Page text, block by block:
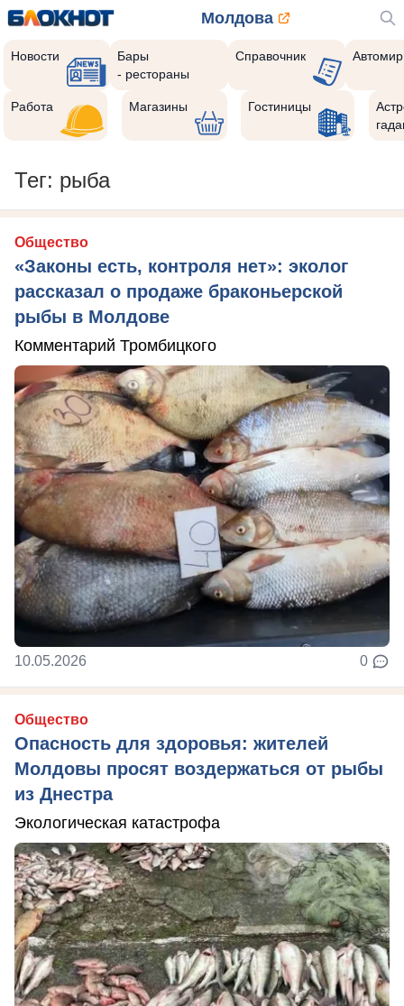
Молдова
Новости
Бары
- рестораны
Справочник Автомир
Работа Магазины Гостиницы
Тег: рыба
Общество
«Законы есть, контроля нет»: эколог
рассказал о продаже браконьерской
рыбы в Молдове
Комментарий Тромбицкого
10.05.2026 0
Общество
Опасность для здоровья: жителей
Молдовы просят воздержаться от рыбы
из Днестра
Экологическая катастрофа